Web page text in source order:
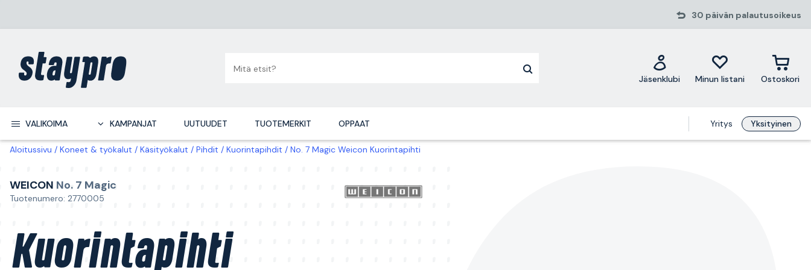
30 päivän palautusoikeus
Jäsenklubi Minun listani Ostoskori
VALIKOIMA KAMPANJAT UUTUUDET TUOTEMERKIT OPPAAT Yritys Yksityinen
Aloitussivu Koneet & työkalut Käsityökalut Pihdit Kuorintapihdit No. 7 Magic Weicon Kuorintapihti
WEICON No. 7 Magic
Tuotenumero: 2770005
Kuorintapihti